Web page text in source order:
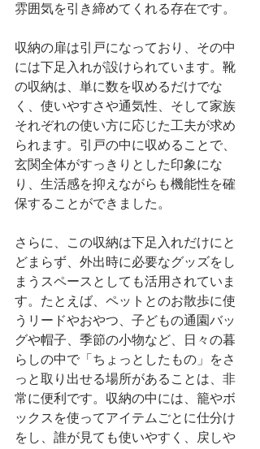
雰囲気を引き締めてくれる存在です。
収納の扉は引戸になっており、その中
には下足入れが設けられています。靴
の収納は、単に数を収めるだけでな
く、使いやすさや通気性、そして家族
それぞれの使い方に応じた工夫が求め
られます。引戸の中に収めることで、
玄関全体がすっきりとした印象にな
り、生活感を抑えながらも機能性を確
保することができました。
さらに、この収納は下足入れだけにと
どまらず、外出時に必要なグッズをし
まうスペースとしても活用されていま
す。たとえば、ペットとのお散歩に使
うリードやおやつ、子どもの通園バッ
グや帽子、季節の小物など、日々の暮
らしの中で「ちょっとしたもの」をさ
っと取り出せる場所があることは、非
常に便利です。収納の中には、籠やボ
ックスを使ってアイテムごとに仕分け
をし、誰が見ても使いやすく、戻しや